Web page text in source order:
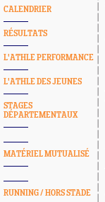
CALENDRIER
RÉSULTATS
L'ATHLE PERFORMANCE
L'ATHLE DES JEUNES
STAGES
DÉPARTEMENTAUX
MATÉRIEL MUTUALISÉ
RUNNING / HORS STADE